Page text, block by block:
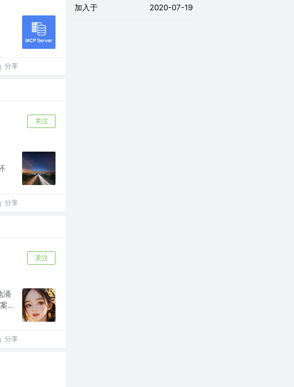
分享
关注
分享
关注
涌
...
分享
加入于 2020-07-19